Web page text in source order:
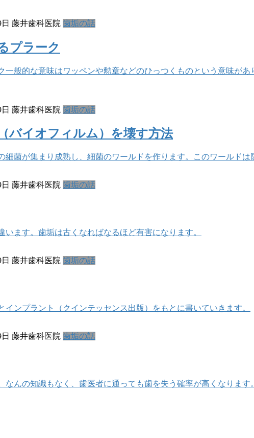
藤井歯科医院 歯垢の話
プラーク
一般的な意味はワッペンや勲章などのひっつくものという意味が
藤井歯科医院 歯垢の話
バイオフィルム）を壊す方法
菌が集まり成熟し、細菌のワールドを作ります。このワールド
藤井歯科医院 歯垢の話
ます。歯垢は古くなればなるほど有害になります。
藤井歯科医院 歯垢の話
ンプラント（クインテッセンス出版）をもとに書いていきます。
藤井歯科医院 歯垢の話
なんの知識もなく、歯医者に通っても歯を失う確率が高くなりま